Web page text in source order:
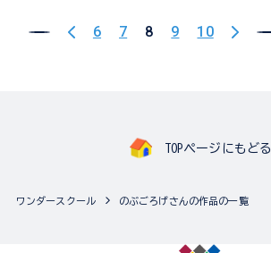
6 7 8 9 10
TOPページにもどる
ワンダースクール のぶごろげさんの作品の一覧